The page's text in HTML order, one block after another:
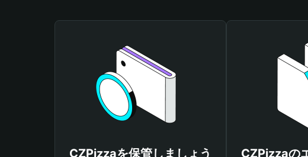
CZPizzaを保管しましょう
CZPizzaの